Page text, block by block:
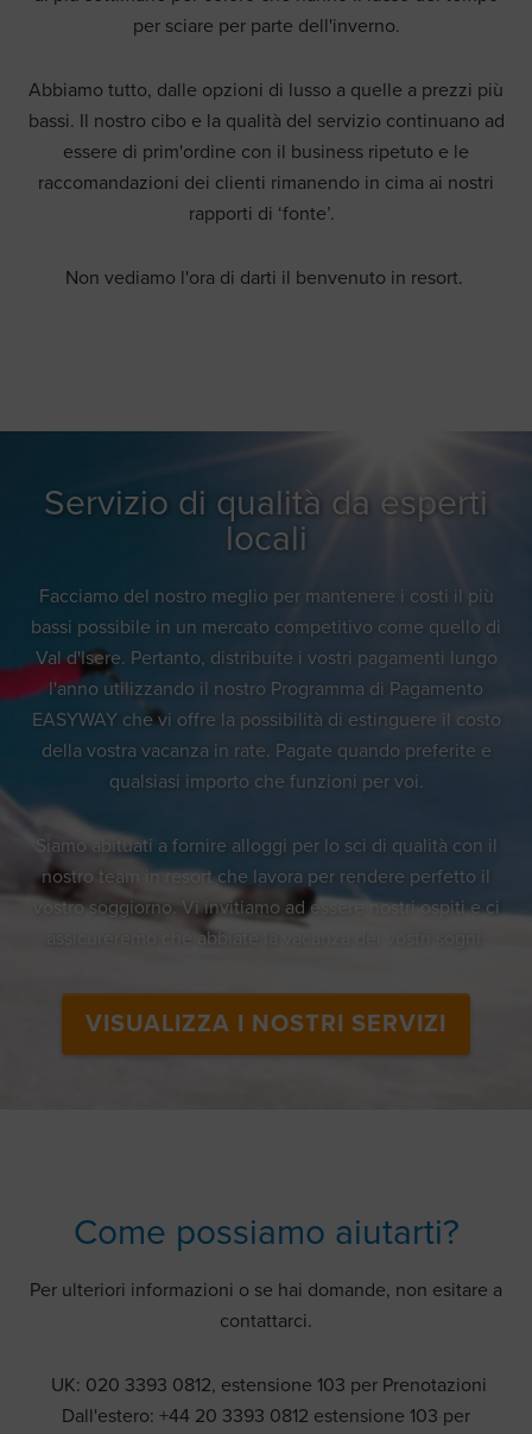
per sciare per parte dell'inverno.
Abbiamo tutto, dalle opzioni di lusso a quelle a prezzi più
bassi. Il nostro cibo e la qualità del servizio continuano ad
essere di prim'ordine con il business ripetuto e le
raccomandazioni dei clienti rimanendo in cima ai nostri
rapporti di ‘fonte’.
Non vediamo l'ora di darti il benvenuto in resort.
Servizio di qualità da esperti
locali
Facciamo del nostro meglio per mantenere i costi il più
bassi possibile in un mercato competitivo come quello di
Val d'Isere. Pertanto, distribuite i vostri pagamenti lungo
l'anno utilizzando il nostro Programma di Pagamento
EASYWAY che vi offre la possibilità di estinguere il costo
della vostra vacanza in rate. Pagate quando preferite e
qualsiasi importo che funzioni per voi.
Siamo abituati a fornire alloggi per lo sci di qualità con il
nostro team in resort che lavora per rendere perfetto il
vostro soggiorno. Vi invitiamo ad essere nostri ospiti e ci
assicureremo che abbiate la vacanza dei vostri sogni.
VISUALIZZA I NOSTRI SERVIZI
Come possiamo aiutarti?
Per ulteriori informazioni o se hai domande, non esitare a
contattarci.
UK: 020 3393 0812, estensione 103 per Prenotazioni
Dall'estero: +44 20 3393 0812 estensione 103 per